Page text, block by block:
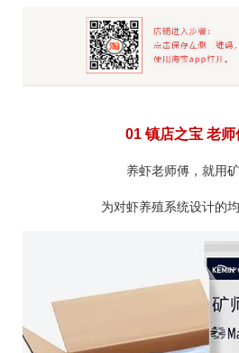
01 镇店之宝 老师
养虾老师傅，就用
为对虾养殖系统设计的